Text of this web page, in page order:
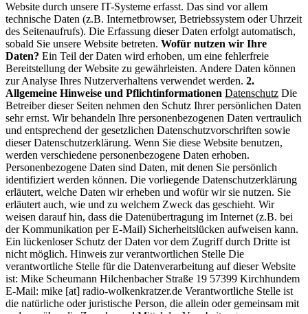
Website durch unsere IT-Systeme erfasst. Das sind vor allem
technische Daten (z.B. Internetbrowser, Betriebssystem oder Uhrzeit
des Seitenaufrufs). Die Erfassung dieser Daten erfolgt automatisch,
sobald Sie unsere Website betreten. Wofür nutzen wir Ihre
Daten? Ein Teil der Daten wird erhoben, um eine fehlerfreie
Bereitstellung der Website zu gewährleisten. Andere Daten können
zur Analyse Ihres Nutzerverhaltens verwendet werden. 2.
Allgemeine Hinweise und Pflichtinformationen Datenschutz Die
Betreiber dieser Seiten nehmen den Schutz Ihrer persönlichen Daten
sehr ernst. Wir behandeln Ihre personenbezogenen Daten vertraulich
und entsprechend der gesetzlichen Datenschutzvorschriften sowie
dieser Datenschutzerklärung. Wenn Sie diese Website benutzen,
werden verschiedene personenbezogene Daten erhoben.
Personenbezogene Daten sind Daten, mit denen Sie persönlich
identifiziert werden können. Die vorliegende Datenschutzerklärung
erläutert, welche Daten wir erheben und wofür wir sie nutzen. Sie
erläutert auch, wie und zu welchem Zweck das geschieht. Wir
weisen darauf hin, dass die Datenübertragung im Internet (z.B. bei
der Kommunikation per E-Mail) Sicherheitslücken aufweisen kann.
Ein lückenloser Schutz der Daten vor dem Zugriff durch Dritte ist
nicht möglich. Hinweis zur verantwortlichen Stelle Die
verantwortliche Stelle für die Datenverarbeitung auf dieser Website
ist: Mike Scheumann Hilchenbacher Straße 19 57399 Kirchhundem
E-Mail: mike [at] radio-wolkenkratzer.de Verantwortliche Stelle ist
die natürliche oder juristische Person, die allein oder gemeinsam mit